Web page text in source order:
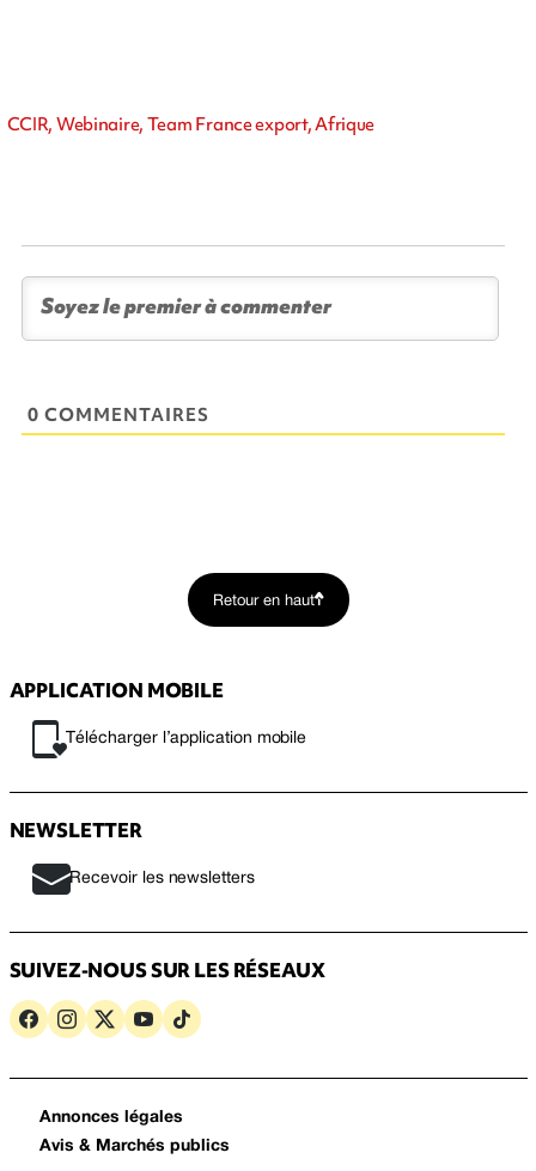
CCIR, Webinaire, Team France export, Afrique
0 COMMENTAIRES
Retour en haut
APPLICATION MOBILE
Télécharger l’application mobile
NEWSLETTER
Recevoir les newsletters
SUIVEZ-NOUS SUR LES RÉSEAUX
Annonces légales
Avis & Marchés publics